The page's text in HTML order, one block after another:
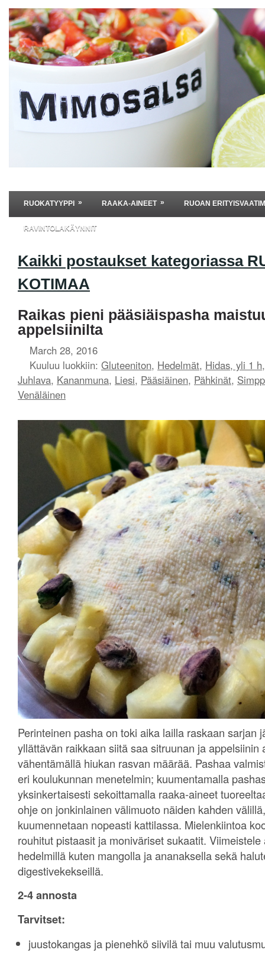
RUOKATYYPPI » RAAKA-AINEET » RUOAN
RAVINTOLAKÄYNNIT
Kaikki postaukset kategoriassa
KOTIMAA
Raikas pieni pääsiäispasha
appelsiinilta
March 28, 2016
Kuuluu luokkiin: Gluteeniton, Hedelmät, Hidas, yli 1 h
Juhlava, Kananmuna, Liesi, Pääsiäinen, Pähkinät,
Venäläinen
Perinteinen pasha on toki aika lailla raskaan sarjan
yllättävän raikkaan siitä saa sitruunan ja appelsiinin
vähentämällä hiukan rasvan määrää. Pashaa
eri koulukunnan menetelmin; kuumentamalla
yksinkertaisesti sekoittamalla raaka-aineet
ohje on jonkinlainen välimuoto näiden kahden
kuumennetaan nopeasti kattilassa. Mielenkiintoa
rouhitut pistaasit ja moniväriset sukaatit.
hedelmillä kuten mangolla ja ananaksella sekä
digestivekekseillä.
2-4 annosta
Tarvitset:
juustokangas ja pienehkö siivilä tai muu